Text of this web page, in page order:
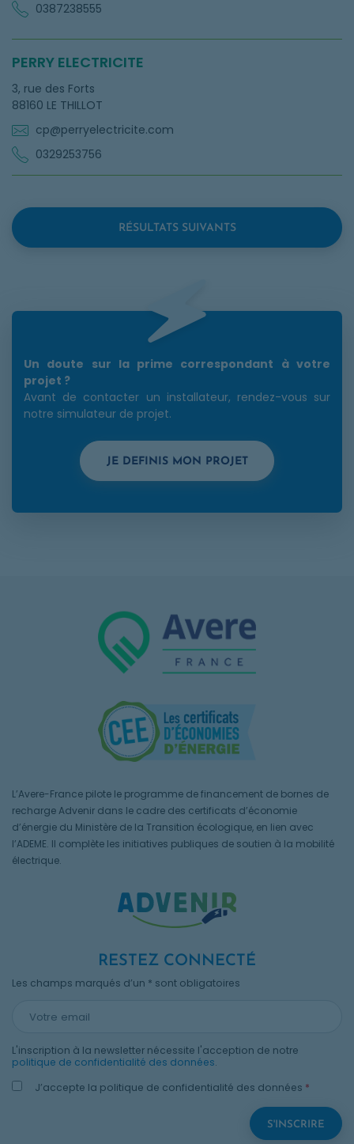
0387238555
PERRY ELECTRICITE
3, rue des Forts
88160 LE THILLOT
cp@perryelectricite.com
0329253756
RÉSULTATS SUIVANTS
Un doute sur la prime correspondant à votre
projet ?
Avant de contacter un installateur, rendez-vous sur
notre simulateur de projet.
JE DEFINIS MON PROJETOPENS IN A NEW
L’Avere-France pilote le programme de financement de bornes de
recharge Advenir dans le cadre des certificats d’économie
d’énergie du Ministère de la Transition écologique, en lien avec
l’ADEME. Il complète les initiatives publiques de soutien à la mobilité
électrique.
RESTEZ CONNECTÉ
Les champs marqués d’un * sont obligatoires
L'inscription à la newsletter nécessite l'acception de notre
politique de confidentialité des données.
J’accepte la politique de confidentialité des données *